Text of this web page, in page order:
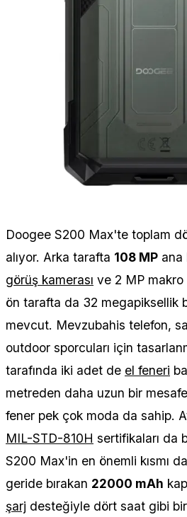
Doogee S200 Max'te toplam
alıyor. Arka tarafta 108 MP ana
görüş kamerası ve 2 MP
ön tarafta da 32 megapiksellik
mevcut. Mevzubahis telefon,
outdoor sporcuları için
tarafında iki adet de el feneri
metreden daha uzun bir
fener pek çok moda da sahip.
MIL-STD-810H sertifikaları da
S200 Max'in en önemli kısmı
geride bırakan 22000 mAh
şarj desteğiyle dört saat gibi